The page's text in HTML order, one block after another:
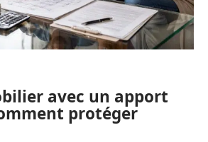
avec un apport
protéger